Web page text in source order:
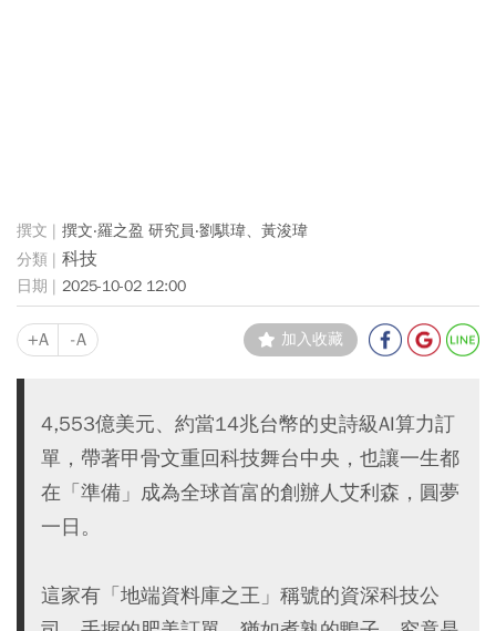
撰文‧羅之盈 研究員‧劉騏瑋、黃浚瑋
科技
2025-10-02 12:00
+A -A 加入收藏
4,553億美元、約當14兆台幣的史詩級AI算力訂
單，帶著甲骨文重回科技舞台中央，也讓一生都
在「準備」成為全球首富的創辦人艾利森，圓夢
一日。
這家有「地端資料庫之王」稱號的資深科技公